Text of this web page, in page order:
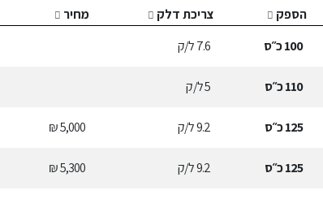
הספק צריכת דלק מחיר
100כ״ס 7.6ל/ק
110כ״ס 5ל/ק
125כ״ס 9.2ל/ק 5,000 ₪
125כ״ס 9.2ל/ק 5,300 ₪